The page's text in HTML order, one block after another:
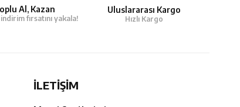
Al, Kazan
fırsatını yakala!
Uluslararası Kargo
Hızlı Kargo
İLETİŞİM